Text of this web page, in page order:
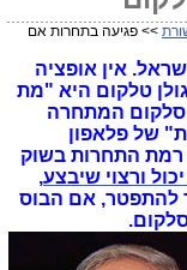
>> פגיעה בתחרות אם
אין אופציה
טלקום היא "מת
סלקום המתחרה
הבית" של פלאפון
התחרות בשוק
ורצוי שיבצע,
להתפטר, אם הבוס